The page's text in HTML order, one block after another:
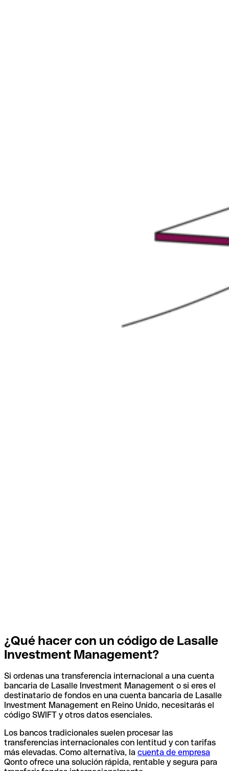
¿Qué hacer con un código de Lasalle
Investment Management?
Si ordenas una transferencia internacional a una cuenta
bancaria de Lasalle Investment Management o si eres el
destinatario de fondos en una cuenta bancaria de Lasalle
Investment Management en Reino Unido, necesitarás el
código SWIFT y otros datos esenciales.
Los bancos tradicionales suelen procesar las
transferencias internacionales con lentitud y con tarifas
más elevadas. Como alternativa, la cuenta de empresa
Qonto ofrece una solución rápida, rentable y segura para